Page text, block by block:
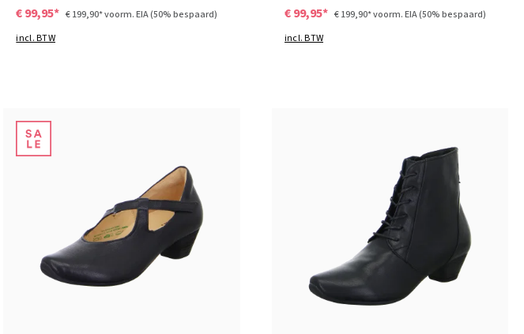
€ 99,95* € 199,90*voorm. EIA(50% bespaard)
incl. BTW
€ 99,95* € 199,90*voorm. EIA(50% bespaard)
incl. BTW